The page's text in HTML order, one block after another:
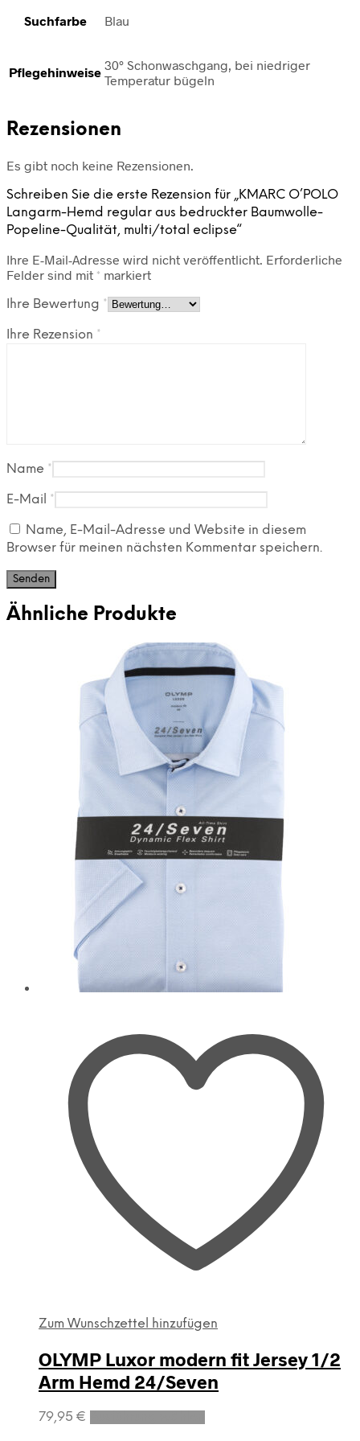
Suchfarbe Blau
Pflegehinweise 30° Schonwaschgang, bei niedriger
Temperatur bügeln
Rezensionen
Es gibt noch keine Rezensionen.
Schreiben Sie die erste Rezension für „KMARC O’POLO
Langarm-Hemd regular aus bedruckter Baumwolle-
Popeline-Qualität, multi/total eclipse“
Ihre E-Mail-Adresse wird nicht veröffentlicht. Erforderliche
Felder sind mit * markiert
Ihre Bewertung *
Ihre Rezension *
Name *
E-Mail *
Name, E-Mail-Adresse und Website in diesem
Browser für meinen nächsten Kommentar speichern.
Ähnliche Produkte
Zum Wunschzettel hinzufügen
OLYMP Luxor modern fit Jersey 1/2
Arm Hemd 24/Seven
79,95 €
Dieses